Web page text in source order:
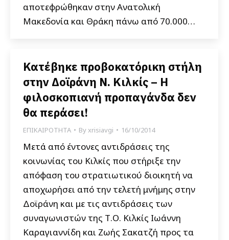
αποτεφρώθηκαν στην Ανατολική
Μακεδονία και Θράκη πάνω από 70.000…
Κατέβηκε προβοκατόρικη στήλη
στην Δοϊράνη Ν. Κιλκίς – Η
φιλοσκοπιανή προπαγάνδα δεν
θα περάσει!
ΕΠΙΚΑΙΡΟΤΗΤΑ Byxrisiavgi 16/10/2014
Μετά από έντονες αντιδράσεις της
κοινωνίας του Κιλκίς που στήριξε την
απόφαση του στρατιωτικού διοικητή να
αποχωρήσει από την τελετή μνήμης στην
Δοϊράνη και με τις αντιδράσεις των
συναγωνιστών της Τ.Ο. Κιλκίς Ιωάννη
Καραγιαννίδη και Ζωής Σακατζή προς τα